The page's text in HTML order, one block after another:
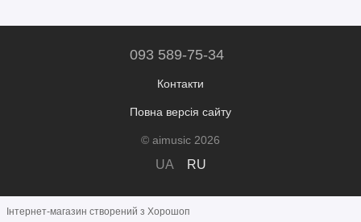
093 589-75-34
Контакти
Повна версія сайту
© aimusic 2026
UA RU
Інтернет-магазин створений з Хорошоп